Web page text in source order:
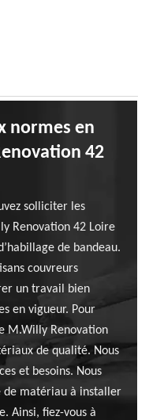
normes en
42
solliciter les
Renovation 42 Loire
de bandeau.
couvreurs
un travail bien
en vigueur. Pour
M.Willy Renovation
de qualité. Nous
et besoins. Nous
de matériau à installer
Ainsi, fiez-vous à